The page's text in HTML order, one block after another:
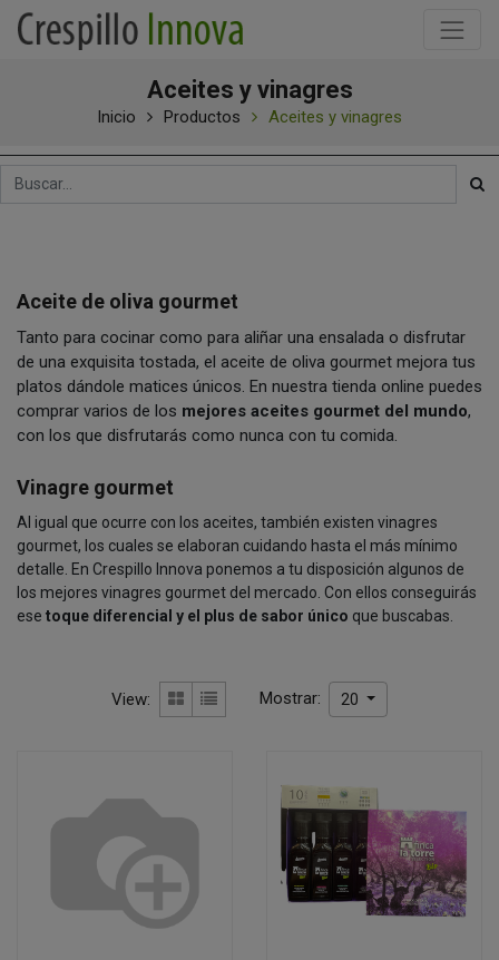
Aceites y vinagres
Inicio Productos Aceites y vinagres
Aceite de oliva gourmet
Tanto para cocinar como para aliñar una ensalada o disfrutar
de una exquisita tostada, el aceite de oliva gourmet mejora tus
platos dándole matices únicos. En nuestra tienda online puedes
comprar varios de los mejores aceites gourmet del mundo,
con los que disfrutarás como nunca con tu comida.
Vinagre gourmet
Al igual que ocurre con los aceites, también existen vinagres
gourmet, los cuales se elaboran cuidando hasta el más mínimo
detalle. En Crespillo Innova ponemos a tu disposición algunos de
los mejores vinagres gourmet del mercado. Con ellos conseguirás
ese toque diferencial y el plus de sabor único que buscabas.
View: Mostrar: 20